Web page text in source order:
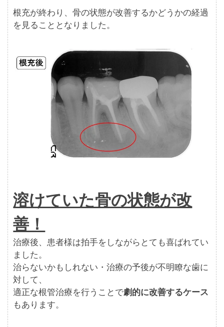
根充が終わり、骨の状態が改善するかどうかの経過
を見ることとなりました。
溶けていた骨の状態が改
善！
治療後、患者様は拍手をしながらとても喜ばれてい
ました。
治らないかもしれない・治療の予後が不明瞭な歯に
対して、
適正な根管治療を行うことで劇的に改善するケース
もあります。